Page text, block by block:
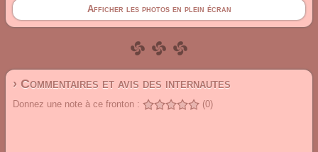
Afficher les photos en plein écran
› Commentaires et avis des internautes
Donnez une note à ce fronton : (0)